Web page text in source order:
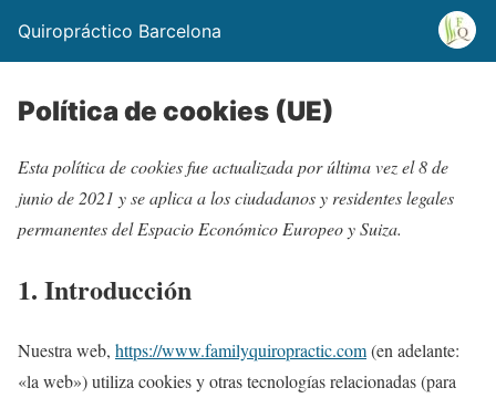
Quiropráctico Barcelona
Política de cookies (UE)
Esta política de cookies fue actualizada por última vez el 8 de
junio de 2021 y se aplica a los ciudadanos y residentes legales
permanentes del Espacio Económico Europeo y Suiza.
1. Introducción
Nuestra web, https://www.familyquiropractic.com(en adelante:
«la web») utiliza cookies y otras tecnologías relacionadas (para